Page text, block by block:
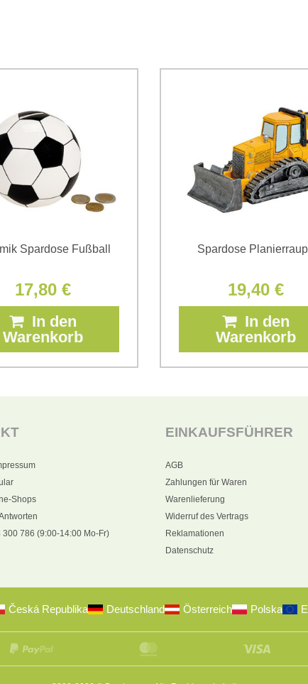
Daten zum Zwecke der
Spardose Fußball
17,80 €
In den
Warenkorb
Spardose
19,40 €
In den
Warenkorb
Shops
300 786 (9:00-14:00 Mo-Fr)
EINKAUFSFÜHRER
AGB
Zahlungen für Waren
Warenlieferung
Widerruf des Vertrags
Reklamationen
Datenschutz
Česká Republika Deutschland Österreich Polska